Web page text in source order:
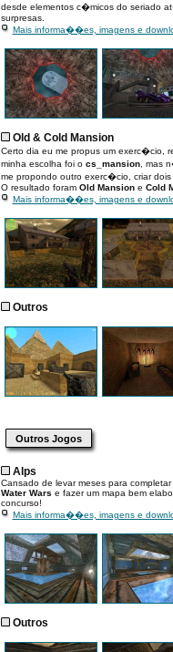
desde elementos c�micos do seriado
surpresas.
Mais informa��es, imagens e
Old & Cold Mansion
Certo dia eu me propus um exerc�cio,
minha escolha foi o cs_mansion, mas
me propondo outro exerc�cio, criar
O resultado foram Old Mansione Cold
Mais informa��es, imagens e
Outros
Outros Jogos
Alps
Cansado de levar meses para
Water Wars e fazer um mapa bem
concurso!
Mais informa��es, imagens e
Outros